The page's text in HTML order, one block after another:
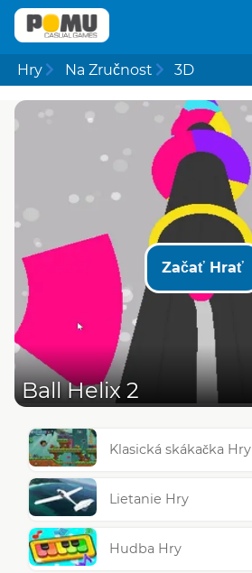
Hry Na Zručnost 3D
Začať Hrať
Ball Helix 2
Klasická skákačka Hry
Lietanie Hry
Hudba Hry